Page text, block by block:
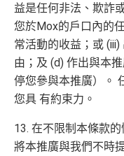
益是任何非法、欺詐
您於Mox的戶口內的
常活動的收益；或
由；及 (d) 作出與本
停您參與本推廣）。
您具 有約束力。
13. 在不限制本條款
將本推廣與我們不時